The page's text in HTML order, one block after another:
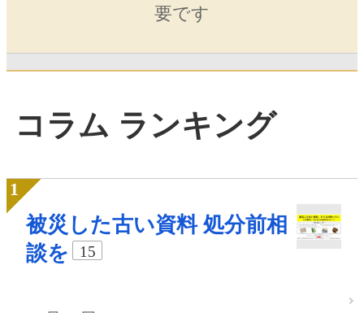
要です
コラム ランキング
被災した古い資料 処分前相
談を
15